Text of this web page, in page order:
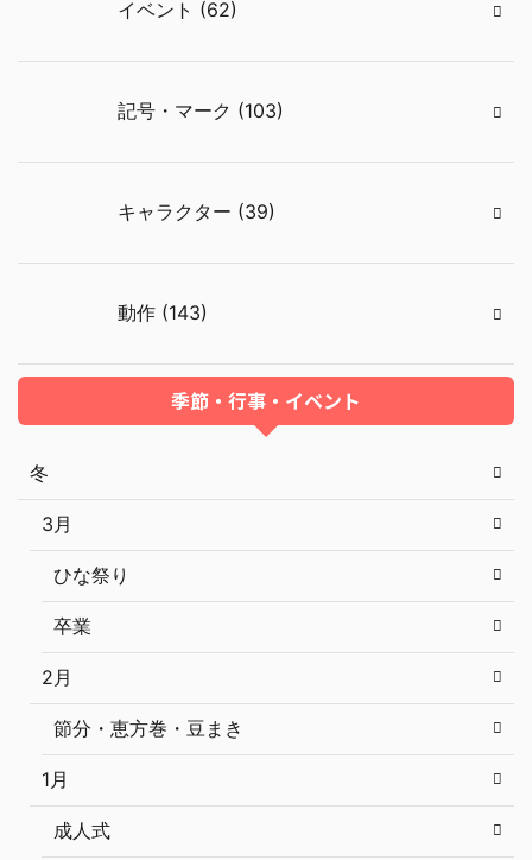
イベント (62)
記号・マーク (103)
キャラクター (39)
動作 (143)
季節・行事・イベント
冬
3月
ひな祭り
卒業
2月
節分・恵方巻・豆まき
1月
成人式